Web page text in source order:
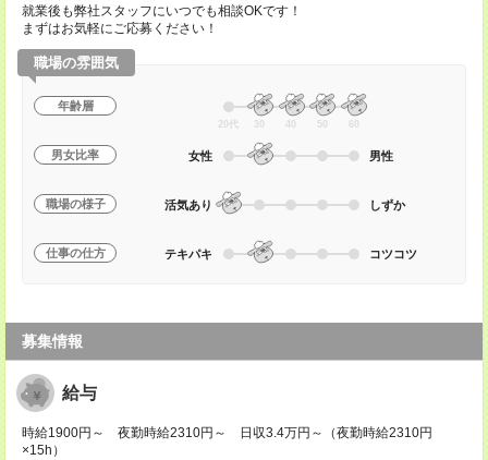
就業後も弊社スタッフにいつでも相談OKです！
まずはお気軽にご応募ください！
職場の雰囲気
年齢層
20代 30 40 50 60
男女比率 女性 男性
職場の様子 活気あり しずか
仕事の仕方 テキパキ コツコツ
募集情報
給与
時給1900円～ 夜勤時給2310円～ 日収3.4万円～（夜勤時給2310円
×15h）